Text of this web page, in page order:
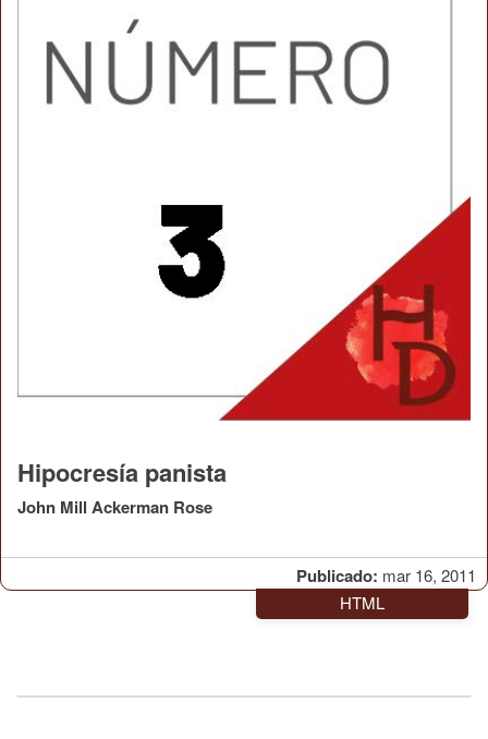
Publicado: mar 16, 2011
Hipocresía panista
John Mill Ackerman Rose
HTML